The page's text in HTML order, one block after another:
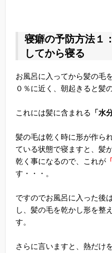
寝癖の予防方法１
してから寝る
お風呂に入ってから髪の毛
０％に近く、朝起きると髪
これには髪に含まれる 「水
髪の毛は乾く時に形が作ら
ている状態で寝ますと、髪
乾く事になるので、これが
す・・・。
ですのでお風呂に入った後
し、髪の毛を乾かし形を整
す。
さらに言いますと、熱だけ